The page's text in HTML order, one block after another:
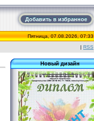
Добавить в избранное
Пятница, 07.08.2026, 07:33
| RSS
Новый дизайн